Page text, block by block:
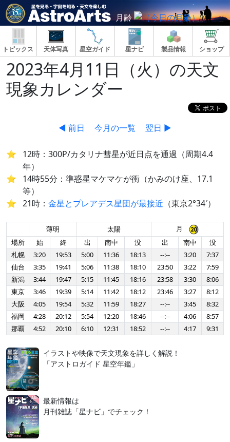
月齢
トピックス 天体写真 星空ガイド 星ナビ 製品情報 ショップ
2023年4月11日（火）の天文
現象カレンダー
◀ 前日 今月の一覧 翌日 ▶
12時：300P/カタリナ彗星が近日点を通過（周期4.4
年）
14時55分：準惑星マケマケが衝（かみのけ座、17.1
等）
21時： 金星とプレアデス星団が最接近 （東京2°34′）
薄明 太陽
月
場所
始 終 出 南中 没 出 南中
没
札幌
3:20 19:53 5:00 11:36 18:13 --:-- 3:20
7:37
仙台
3:35 19:41 5:06 11:38 18:10 23:50 3:22
7:59
新潟
3:44 19:47 5:15 11:45 18:16 23:58 3:30
8:06
東京
3:46 19:39 5:14 11:42 18:12 23:46 3:27
8:12
大阪
4:05 19:54 5:32 11:59 18:27 --:-- 3:45
8:32
福岡
4:28 20:12 5:54 12:20 18:46 --:-- 4:06
8:57
那覇
4:52 20:10 6:10 12:31 18:52 --:-- 4:17 9:31
イラストや映像で天文現象を詳しく解説！
「アストロガイド 星空年鑑」
最新情報は
月刊雑誌「星ナビ」でチェック！